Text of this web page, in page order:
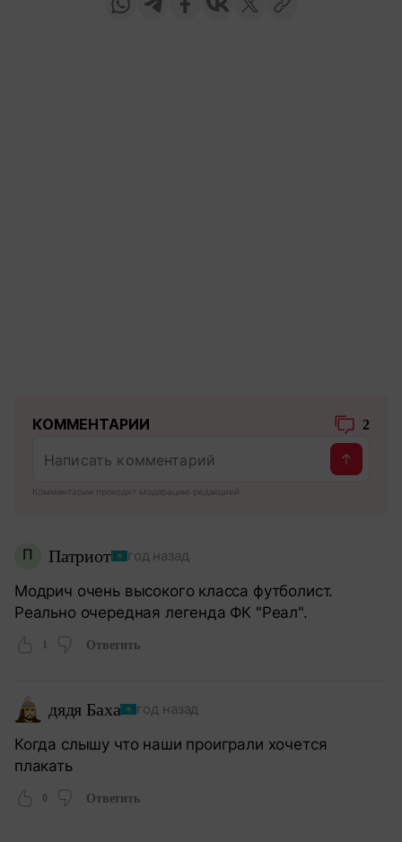
КОММЕНТАРИИ 2
Комментарии проходят модерацию редакцией
П Патриот год назад
Модрич очень высокого класса футболист.
Реально очередная легенда ФК "Реал".
Ответить
дядя Баха год назад
Когда слышу что наши проиграли хочется
плакать
0 Ответить